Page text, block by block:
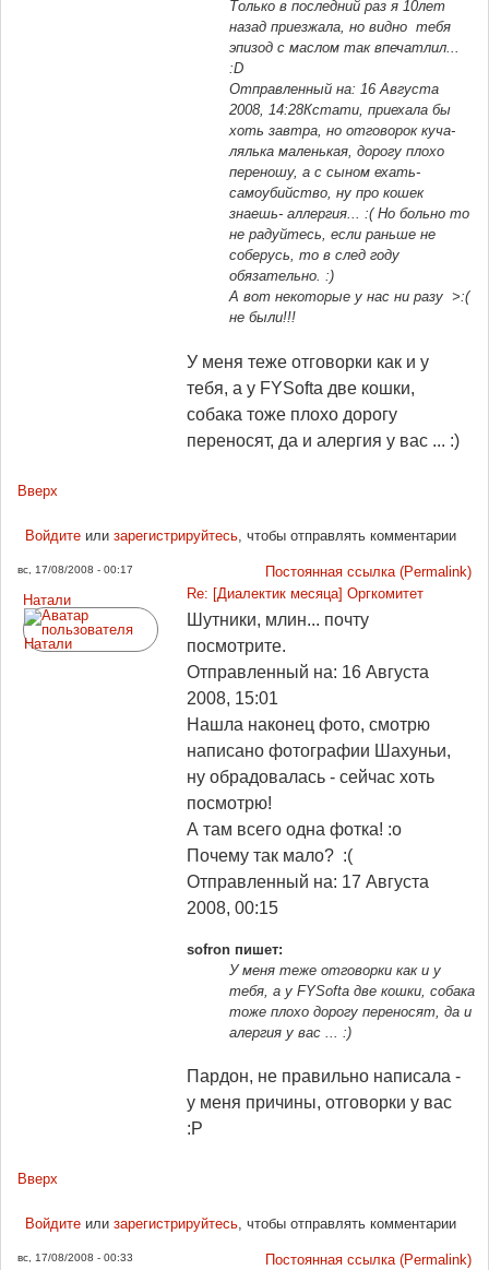
Только в последний раз я 10лет
назад приезжала, но видно тебя
эпизод с маслом так впечатлил...
:D
Отправленный на: 16 Августа
2008, 14:28Кстати, приехала бы
хоть завтра, но отговорок куча-
лялька маленькая, дорогу плохо
переношу, а с сыном ехать-
самоубийство, ну про кошек
знаешь- аллергия... :( Но больно то
не радуйтесь, если раньше не
соберусь, то в след году
обязательно. :)
А вот некоторые у нас ни разу >:(
не были!!!
У меня теже отговорки как и у
тебя, а у FYSoftа две кошки,
собака тоже плохо дорогу
переносят, да и алергия у вас ... :)
Вверх
Войдитеили зарегистрируйтесь, чтобы отправлять комментарии
вс, 17/08/2008 - 00:17
Постоянная ссылка (Permalink)
Натали
Re: [Диалектик месяца] Оргкомитет
Шутники, млин... почту
посмотрите.
Отправленный на: 16 Августа
2008, 15:01
Нашла наконец фото, смотрю
написано фотографии Шахуньи,
ну обрадовалась - сейчас хоть
посмотрю!
А там всего одна фотка! :o
Почему так мало? :(
Отправленный на: 17 Августа
2008, 00:15
sofron пишет:
У меня теже отговорки как и у
тебя, а у FYSoftа две кошки, собака
тоже плохо дорогу переносят, да и
алергия у вас ... :)
Пардон, не правильно написала -
у меня причины, отговорки у вас
:P
Вверх
Войдитеили зарегистрируйтесь, чтобы отправлять комментарии
вс, 17/08/2008 - 00:33
Постоянная ссылка (Permalink)